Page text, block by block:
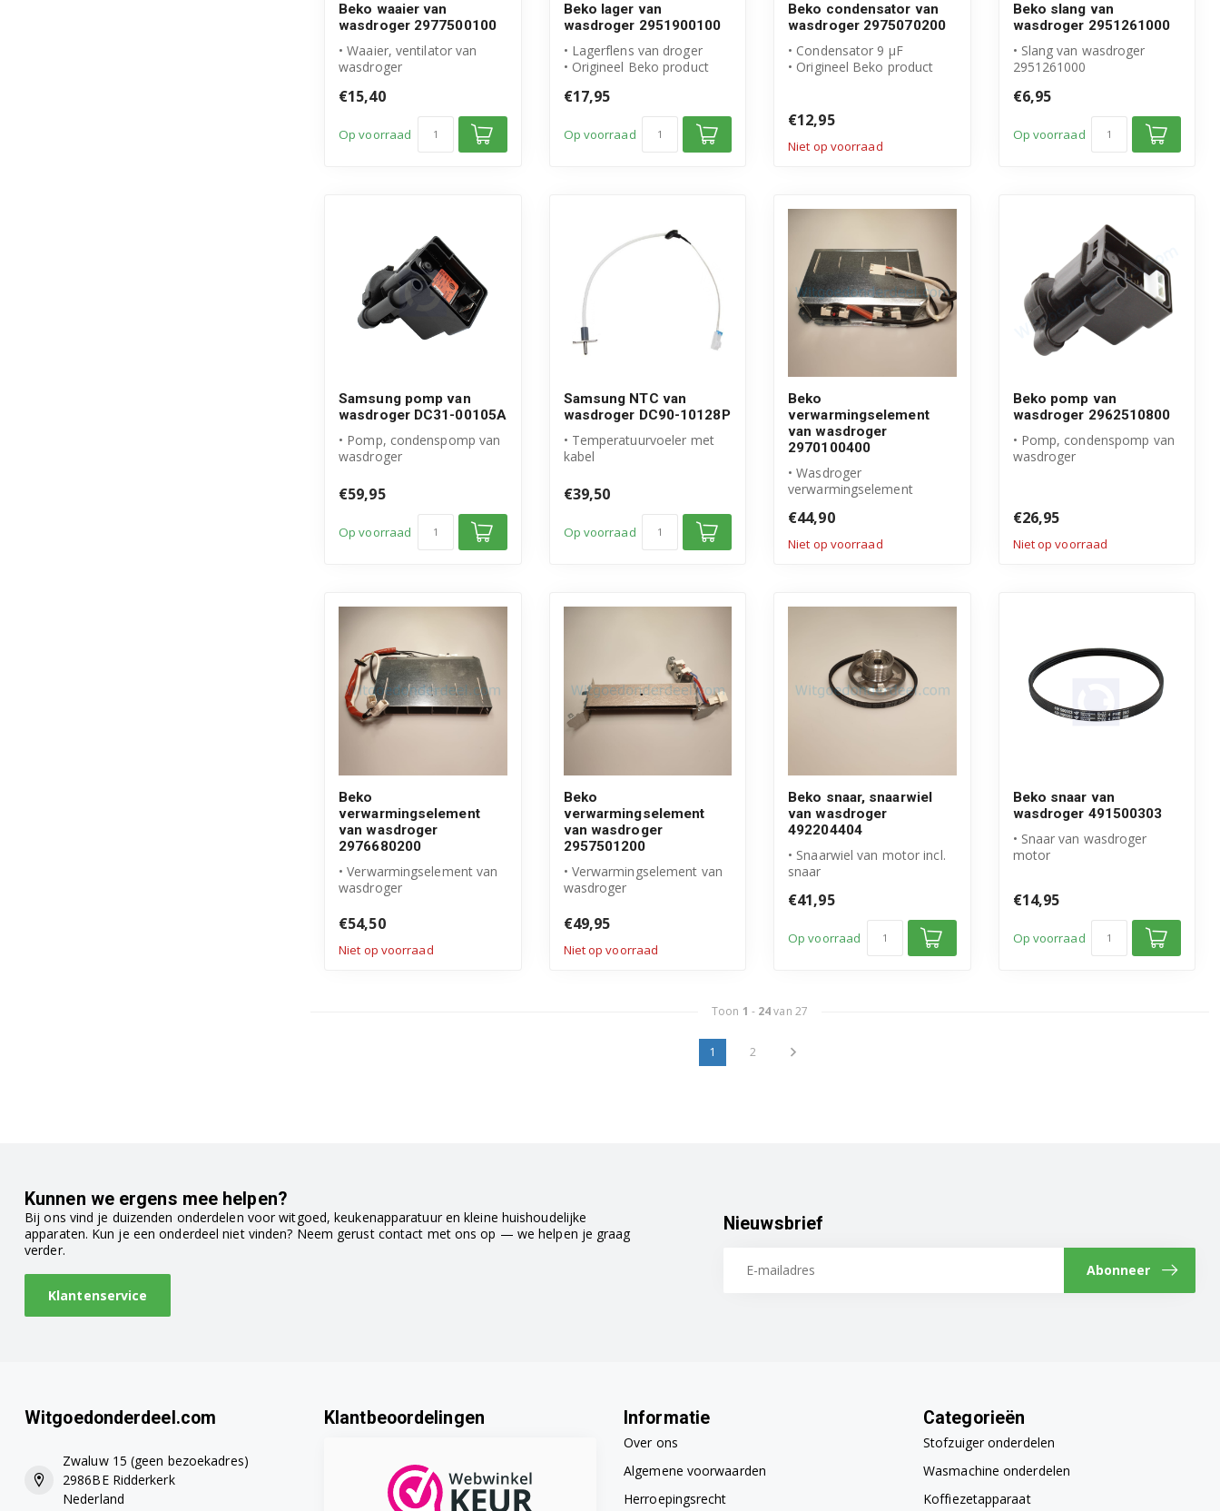
Beko waaier van
wasdroger 2977500100
• Waaier, ventilator van
wasdroger
• Artikelnummer: 2...
€15,40
Op voorraad
Beko lager van
wasdroger 2951900100
• Lagerflens van droger
• Origineel Beko product
• Art...
€17,95
Op voorraad
Beko condensator van
wasdroger 2975070200
• Condensator 9 μF
• Origineel Beko product
€12,95
Niet op voorraad
Beko slang van
wasdroger 2951261000
• Slang van wasdroger
2951261000
• Slang van pomp naa...
€6,95
Op voorraad
Samsung pomp van
wasdroger DC31-00105A
• Pomp, condenspomp van
wasdroger
product
• Artikelnummer:...
€59,95
Op voorraad
Samsung NTC van
wasdroger DC90-10128P
• Temperatuurvoeler met
kabel
product
• Artikelnummer: DC9...
€39,50
Op voorraad
Beko
verwarmingselement
van wasdroger
2970100400
• Wasdroger
verwarmingselement
• Artikelnummer: 29701...
€44,90
Niet op voorraad
Beko pomp van
wasdroger 2962510800
• Pomp, condenspomp van
wasdroger
€26,95
Niet op voorraad
Beko
verwarmingselement
van wasdroger
2976680200
• Verwarmingselement van
wasdroger
• Artikelnummer: 2...
€54,50
Niet op voorraad
Beko
verwarmingselement
van wasdroger
2957501200
• Verwarmingselement van
wasdroger
• Element incl. cl...
€49,95
Niet op voorraad
Beko snaar, snaarwiel
van wasdroger
492204404
• Snaarwiel van motor incl.
snaar
• Artikelnummer: 49...
€41,95
Op voorraad
Beko snaar van
wasdroger 491500303
• Snaar van wasdroger
motor
€14,95
Op voorraad
Toon 1 - 24van 27
1 2
Kunnen we ergens mee helpen?
Bij ons vind je duizenden onderdelen voor witgoed, keukenapparatuur en kleine huishoudelijke
apparaten. Kun je een onderdeel niet vinden? Neem gerust contact met ons op — we helpen je graag
verder.
Klantenservice
Nieuwsbrief
Abonneer
Witgoedonderdeel.com
Zwaluw 15 (geen bezoekadres)
2986BE Ridderkerk
Nederland
Klantbeoordelingen Informatie
Over ons
Algemene voorwaarden
Herroepingsrecht
Categorieën
Stofzuiger onderdelen
Wasmachine onderdelen
Koffiezetapparaat